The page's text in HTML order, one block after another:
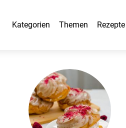
Kategorien Themen Rezepte